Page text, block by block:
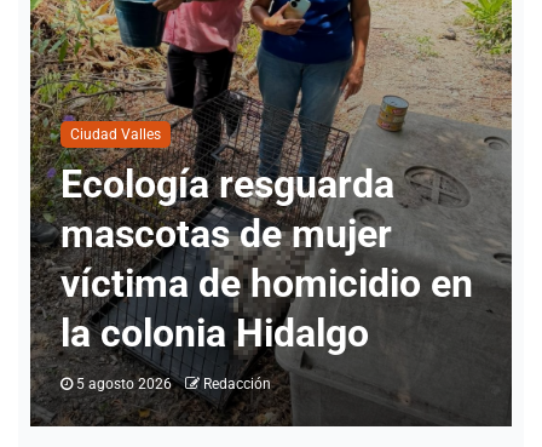
Ciudad Valles
Ecología resguarda
mascotas de mujer
víctima de homicidio en
la colonia Hidalgo
5 agosto 2026 Redacción